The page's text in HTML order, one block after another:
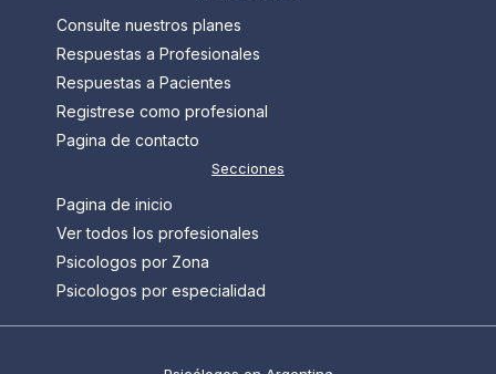
Consulte nuestros planes
Respuestas a Profesionales
Respuestas a Pacientes
Registrese como profesional
Pagina de contacto
Secciones
Pagina de inicio
Ver todos los profesionales
Psicologos por Zona
Psicologos por especialidad